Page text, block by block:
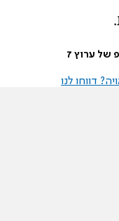
של ערוץ 7
דווחו לנו